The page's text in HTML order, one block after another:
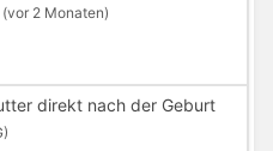
(vor 2 Monaten)
direkt nach der Geburt